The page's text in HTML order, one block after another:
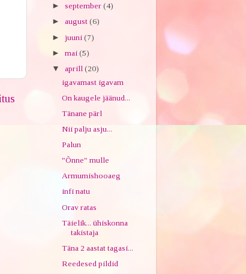
► september (4)
► august (6)
► juuni (7)
► mai (5)
▼ aprill (20)
igavamast igavam
On kaugele jäänud...
Tänane pärl
Nii palju asju...
Palun
"Õnne" mulle
Armumishooaeg
infi natu
Orav ratas
Täielik... ühiskonna
takistaja
Täna 2 aastat tagasi...
Reedesed pildid